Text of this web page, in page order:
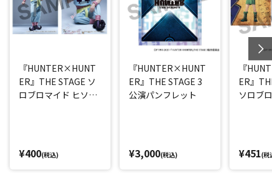
『HUNTER×HUNT
ER』THE STAGE ソ
ロブロマイド ヒソカ
¥400(税込)
『HUNTER×HUNT
ER』THE STAGE 3
公演パンフレット
¥3,000(税込)
『
ER』
ソロブ
¥451(税